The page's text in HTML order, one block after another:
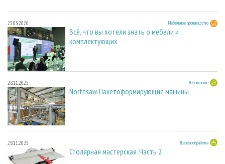
23.03.2026 Мебельное производство
Всё, что вы хотели знать о мебели и
комплектующих
28.11.2025 Лесопиление
Northsaw. Пакетоформирующие машины
28.11.2025 Деревообработка
Столярная мастерская. Часть 2